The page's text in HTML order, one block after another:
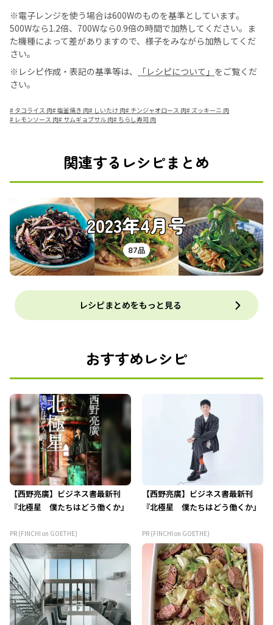
※電子レンジを使う場合は600Wのものを基準としています。
500Wなら1.2倍、700Wなら0.9倍の時間で加熱してください。ま
た機種によって差がありますので、様子をみながら加熱してくだ
さい。
※レシピ作成・表記の基準等は、
「レシピについて」 をご覧くだ
さい。
# タコライス 肉#塩釜焼き 肉# しいたけ 肉# チンジャオロース 肉# ズッキーニ 肉
# レモンソース 肉# サムギョプサル 肉# ちらし寿司 肉
関連するレシピまとめ
2023年4月号
87品
レシピまとめをもっと見る
おすすめレシピ
【西野亮廣】ビジネス書最新刊
『北極星 僕たちはどう働くか』
PR (FINCHI on GOETHE)
【西野亮廣】ビジネス書最新刊
『北極星 僕たちはどう働くか』
PR (FINCHI on GOETHE)